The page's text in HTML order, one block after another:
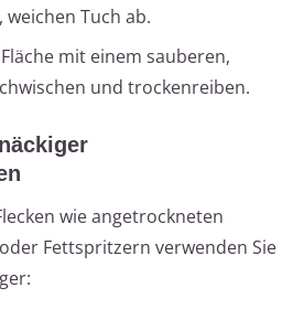
Tuch ab.
mit einem sauberen,
und trockenreiben.
wie angetrockneten
Fettspritzern verwenden Sie